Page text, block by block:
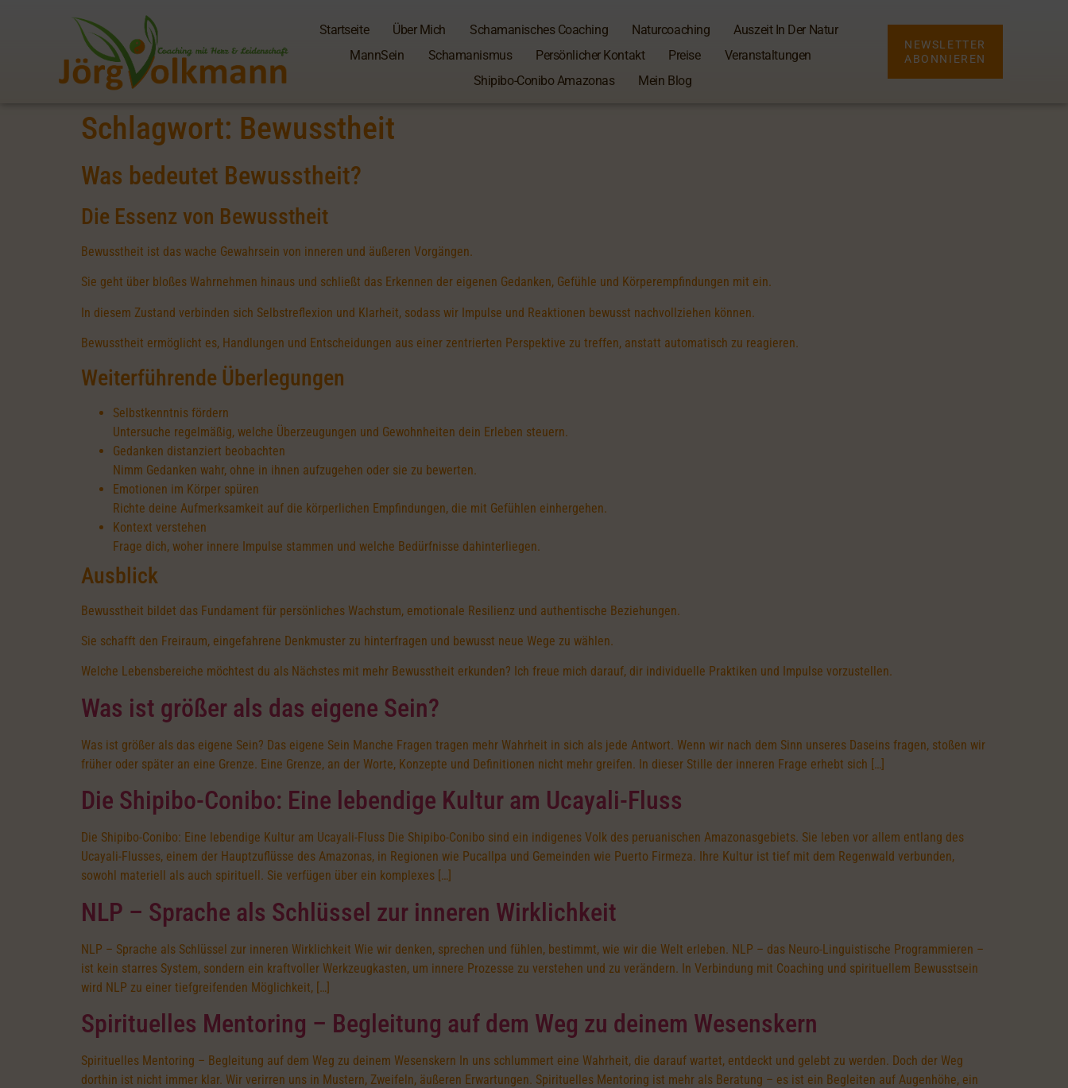
Startseite Über Mich Schamanisches Coaching Naturcoaching
Auszeit In Der Natur
MannSein
Schamanismus Persönlicher Kontakt Preise
Veranstaltungen
Shipibo-Conibo Amazonas
Mein Blog
NEWSLETTER
ABONNIEREN
Schlagwort: Bewusstheit
Was bedeutet Bewusstheit?
Die Essenz von Bewusstheit
Bewusstheit ist das wache Gewahrsein von inneren und äußeren Vorgängen.
Sie geht über bloßes Wahrnehmen hinaus und schließt das Erkennen der eigenen Gedanken, Gefühle und Körperempfindungen mit ein.
In diesem Zustand verbinden sich Selbstreflexion und Klarheit, sodass wir Impulse und Reaktionen bewusst nachvollziehen können.
Bewusstheit ermöglicht es, Handlungen und Entscheidungen aus einer zentrierten Perspektive zu treffen, anstatt automatisch zu reagieren.
Weiterführende Überlegungen
Selbstkenntnis fördern
Untersuche regelmäßig, welche Überzeugungen und Gewohnheiten dein Erleben steuern.
Gedanken distanziert beobachten
Nimm Gedanken wahr, ohne in ihnen aufzugehen oder sie zu bewerten.
Emotionen im Körper spüren
Richte deine Aufmerksamkeit auf die körperlichen Empfindungen, die mit Gefühlen einhergehen.
Kontext verstehen
Frage dich, woher innere Impulse stammen und welche Bedürfnisse dahinterliegen.
Ausblick
Bewusstheit bildet das Fundament für persönliches Wachstum, emotionale Resilienz und authentische Beziehungen.
Sie schafft den Freiraum, eingefahrene Denkmuster zu hinterfragen und bewusst neue Wege zu wählen.
Welche Lebensbereiche möchtest du als Nächstes mit mehr Bewusstheit erkunden? Ich freue mich darauf, dir individuelle Praktiken und Impulse vorzustellen.
Was ist größer als das eigene Sein?
Was ist größer als das eigene Sein? Das eigene Sein Manche Fragen tragen mehr Wahrheit in sich als jede Antwort. Wenn wir nach dem Sinn unseres Daseins fragen, stoßen wir
früher oder später an eine Grenze. Eine Grenze, an der Worte, Konzepte und Definitionen nicht mehr greifen. In dieser Stille der inneren Frage erhebt sich […]
Die Shipibo-Conibo: Eine lebendige Kultur am Ucayali-Fluss
Die Shipibo-Conibo: Eine lebendige Kultur am Ucayali-Fluss Die Shipibo-Conibo sind ein indigenes Volk des peruanischen Amazonasgebiets. Sie leben vor allem entlang des
Ucayali-Flusses, einem der Hauptzuflüsse des Amazonas, in Regionen wie Pucallpa und Gemeinden wie Puerto Firmeza. Ihre Kultur ist tief mit dem Regenwald verbunden,
sowohl materiell als auch spirituell. Sie verfügen über ein komplexes […]
NLP – Sprache als Schlüssel zur inneren Wirklichkeit
NLP – Sprache als Schlüssel zur inneren Wirklichkeit Wie wir denken, sprechen und fühlen, bestimmt, wie wir die Welt erleben. NLP – das Neuro-Linguistische Programmieren –
ist kein starres System, sondern ein kraftvoller Werkzeugkasten, um innere Prozesse zu verstehen und zu verändern. In Verbindung mit Coaching und spirituellem Bewusstsein
wird NLP zu einer tiefgreifenden Möglichkeit, […]
Spirituelles Mentoring – Begleitung auf dem Weg zu deinem Wesenskern
Spirituelles Mentoring – Begleitung auf dem Weg zu deinem Wesenskern In uns schlummert eine Wahrheit, die darauf wartet, entdeckt und gelebt zu werden. Doch der Weg
dorthin ist nicht immer klar. Wir verirren uns in Mustern, Zweifeln, äußeren Erwartungen. Spirituelles Mentoring ist mehr als Beratung – es ist ein Begleiten auf Augenhöhe, ein